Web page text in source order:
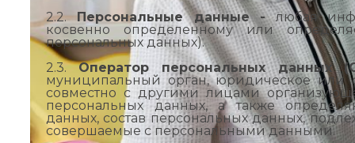
2.2.Персональные данные -любая
косвенно определенному или
персональных данных).
2.3.Оператор персональных данных
муниципальный орган, юридическое или
совместно с другими лицами
персональных данных, а также
данных, состав персональных данных,
совершаемые с персональными данными.